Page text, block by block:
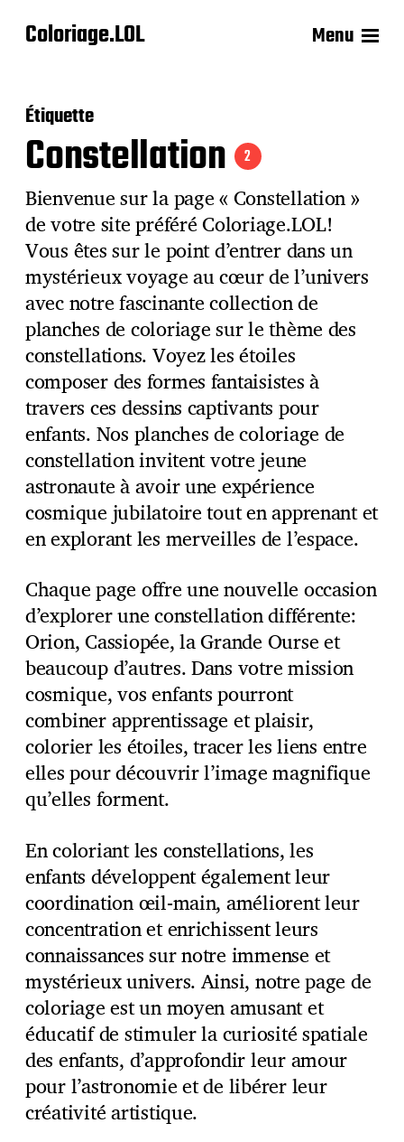
Coloriage.LOL Menu
Étiquette
Constellation 2
Bienvenue sur la page « Constellation »
de votre site préféré Coloriage.LOL!
Vous êtes sur le point d’entrer dans un
mystérieux voyage au cœur de l’univers
avec notre fascinante collection de
planches de coloriage sur le thème des
constellations. Voyez les étoiles
composer des formes fantaisistes à
travers ces dessins captivants pour
enfants. Nos planches de coloriage de
constellation invitent votre jeune
astronaute à avoir une expérience
cosmique jubilatoire tout en apprenant et
en explorant les merveilles de l’espace.
Chaque page offre une nouvelle occasion
d’explorer une constellation différente:
Orion, Cassiopée, la Grande Ourse et
beaucoup d’autres. Dans votre mission
cosmique, vos enfants pourront
combiner apprentissage et plaisir,
colorier les étoiles, tracer les liens entre
elles pour découvrir l’image magnifique
qu’elles forment.
En coloriant les constellations, les
enfants développent également leur
coordination œil-main, améliorent leur
concentration et enrichissent leurs
connaissances sur notre immense et
mystérieux univers. Ainsi, notre page de
coloriage est un moyen amusant et
éducatif de stimuler la curiosité spatiale
des enfants, d’approfondir leur amour
pour l’astronomie et de libérer leur
créativité artistique.